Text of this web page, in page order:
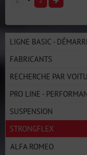
LIGNE BASIC -
FABRICANTS
RECHERCHE PAR
PRO LINE -
SUSPENSION
STRONGFLEX
ALFA ROMEO